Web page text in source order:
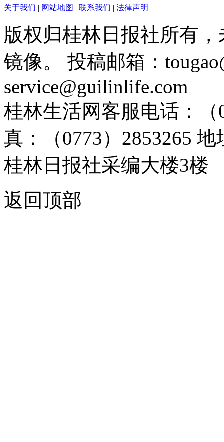
关于我们 | 网站地图 | 联系我们 | 法律声明
版权归桂林日报社所有
镜像。 投稿邮箱：
service@guilinlife.com
桂林生活网客服电话：（
真：（0773）2853265
桂林日报社采编大楼3楼
返回顶部